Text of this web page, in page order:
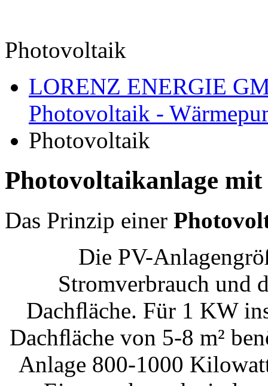
Photovoltaik
LORENZ ENERGIE
Photovoltaik -
Photovoltaik
Photovoltaikanlage
Das Prinzip einer
Die PV-
Stromverbrauch und
Dachﬂäche. Für 1 KW
Dachﬂäche von 5-8 m²
Anlage 800-1000